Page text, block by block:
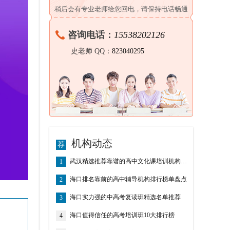
稍后会有专业老师给您回电，请保持电话畅通
咨询电话： 15538202126
史老师 QQ： 823040295
机构动态
1 武汉精选推荐靠谱的高中文化课培训机构前10排名名单整理
2 海口排名靠前的高中辅导机构排行榜单盘点
3 海口实力强的中高考复读班精选名单推荐
4 海口值得信任的高考培训班10大排行榜